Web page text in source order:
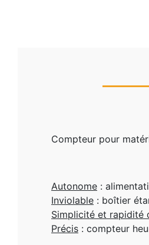
Compteur pour
Autonome :
Inviolable : boîtier
Simplicité et rapidité
Précis : compteur